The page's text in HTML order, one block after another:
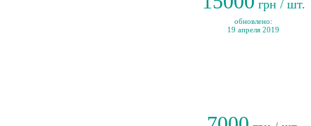
грн / шт.
обновлено:
19 апреля 2019